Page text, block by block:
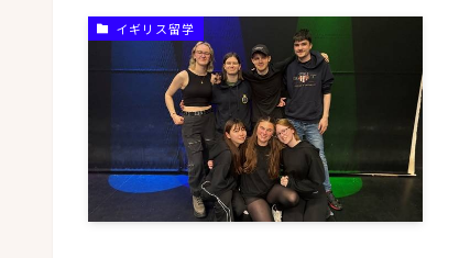
イギリス留学